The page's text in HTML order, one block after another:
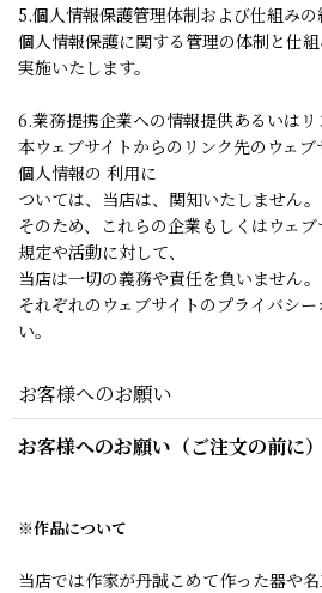
5.個人情報保護管理体制および仕組み
個人情報保護に関する管理の体制と仕
実施いたします。
6.業務提携企業への情報提供あるいは
本ウェブサイトからのリンク先のウェ
個人情報の 利用に
ついては、当店は、関知いたしません。
そのため、これらの企業もしくはウェ
規定や活動に対して、
当店は一切の義務や責任を負いません。
それぞれのウェブサイトのプライバシ
い。
お客様へのお願い
お客様へのお願い（ご注文の前に）
※作品について
当店では作家が丹誠こめて作った器や